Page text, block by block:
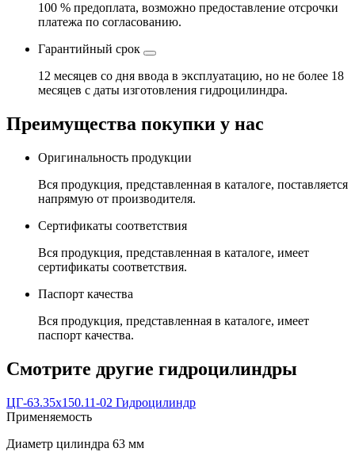
100 % предоплата, возможно предоставление отсрочки
платежа по согласованию.
Гарантийный срок
12 месяцев со дня ввода в эксплуатацию, но не более 18
месяцев с даты изготовления гидроцилиндра.
Преимущества покупки у нас
Оригинальность продукции
Вся продукция, представленная в каталоге, поставляется
напрямую от производителя.
Сертификаты соответствия
Вся продукция, представленная в каталоге, имеет
сертификаты соответствия.
Паспорт качества
Вся продукция, представленная в каталоге, имеет
паспорт качества.
Смотрите другие гидроцилиндры
ЦГ-63.35х150.11-02 Гидроцилиндр
Применяемость
Диаметр цилиндра 63 мм